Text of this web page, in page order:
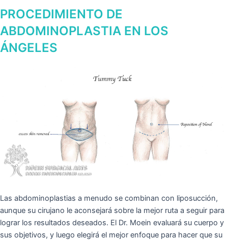
PROCEDIMIENTO DE
ABDOMINOPLASTIA EN LOS
ÁNGELES
Las abdominoplastias a menudo se combinan con liposucción,
aunque su cirujano le aconsejará sobre la mejor ruta a seguir para
lograr los resultados deseados. El Dr. Moein evaluará su cuerpo y
sus objetivos, y luego elegirá el mejor enfoque para hacer que su